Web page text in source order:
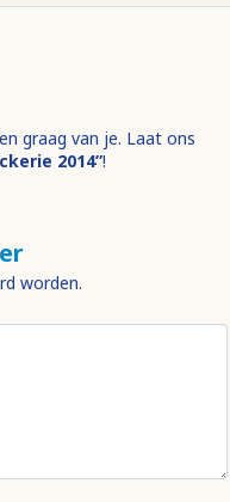
graag van je. Laat ons
2014”!
worden.